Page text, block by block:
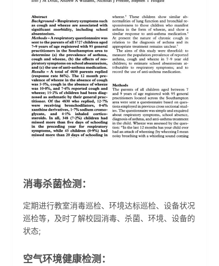
消毒杀菌检测：
定期进行教室消毒巡检、环境达标巡检、设备状况
巡检等，及时了解校园消毒、杀菌、环境、设备的
状态;
空气环境健康检测：